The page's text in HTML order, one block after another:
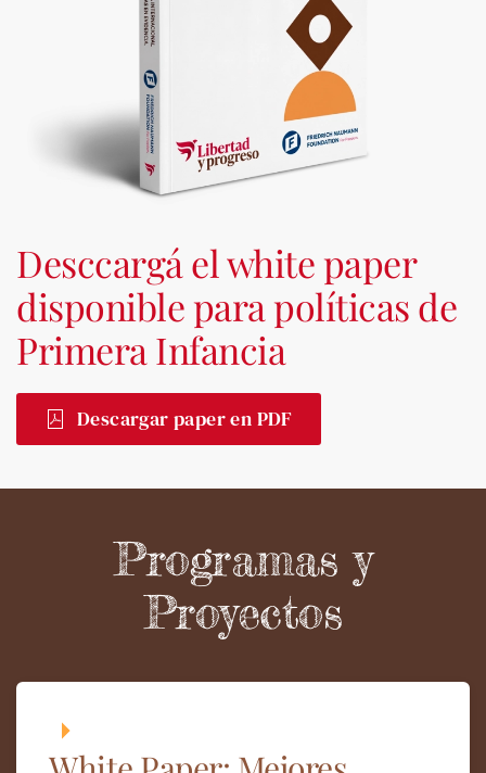
Desccargá el white paper
disponible para políticas de
Primera Infancia
Descargar paper en PDF
Programas y
Proyectos